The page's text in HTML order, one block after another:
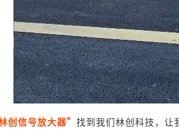
创信号放大器” 找到我们林创科技，让